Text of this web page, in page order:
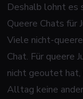
Deshalb lohnt es
Queere Chats für
Viele nicht-
Chat. Für queere
nicht geoutet hat,
Alltag keine